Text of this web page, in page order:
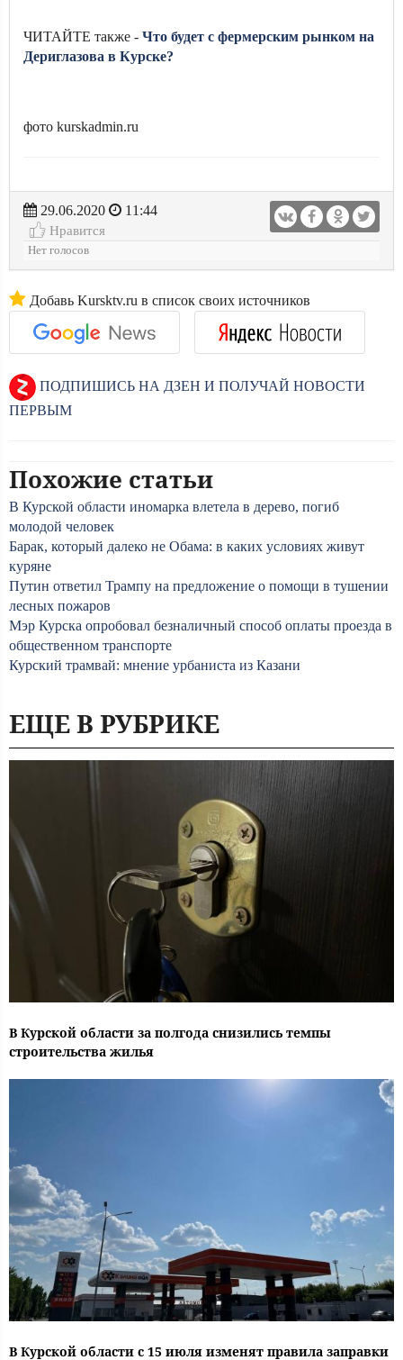
ЧИТАЙТЕ также - Что будет с фермерским рынком на
Дериглазова в Курске?
фото kurskadmin.ru
29.06.2020
11:44
Нравится
Нет голосов
Добавь Kursktv.ru в список своих источников
ПОДПИШИСЬ НА ДЗЕН И ПОЛУЧАЙ НОВОСТИ
ПЕРВЫМ
Похожие статьи
В Курской области иномарка влетела в дерево, погиб
молодой человек
Барак, который далеко не Обама: в каких условиях живут
куряне
Путин ответил Трампу на предложение о помощи в тушении
лесных пожаров
Мэр Курска опробовал безналичный способ оплаты проезда в
общественном транспорте
Курский трамвай: мнение урбаниста из Казани
ЕЩЕ В РУБРИКЕ
В Курской области за полгода снизились темпы
строительства жилья
В Курской области с 15 июля изменят правила заправки